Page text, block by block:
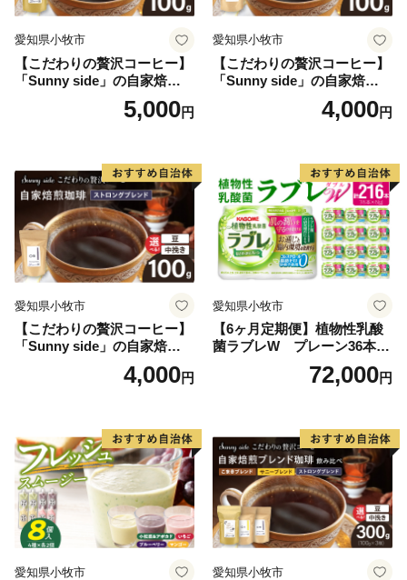
愛知県小牧市
【こだわりの贅沢コーヒー】
「Sunny side」の自家焙煎珈
琲こまきブレンド（100g）
5,000円
愛知県小牧市
【こだわりの贅沢コーヒー】
「Sunny side」の自家焙煎珈
琲サニーブレンド（100g）
4,000円
愛知県小牧市
【こだわりの贅沢コーヒー】
「Sunny side」の自家焙煎珈
琲ストロングブレンド（100
4,000円
愛知県小牧市
【6ヶ月定期便】植物性乳酸
菌ラブレW プレーン36本
72,000円
愛知県小牧市 愛知県小牧市